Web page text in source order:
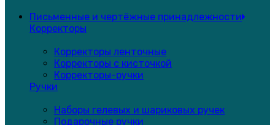
Письменные и чертёжные принадлежности
Корректоры
Корректоры ленточные
Корректоры с кисточкой
Корректоры-ручки
Ручки
Наборы гелевых и шариковых ручек
Подарочные ручки